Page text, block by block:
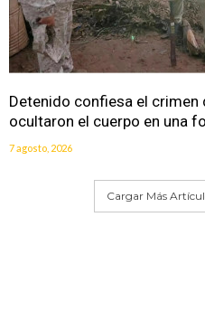
Detenido confiesa el crimen
ocultaron el cuerpo en una
7 agosto, 2026
Cargar Más